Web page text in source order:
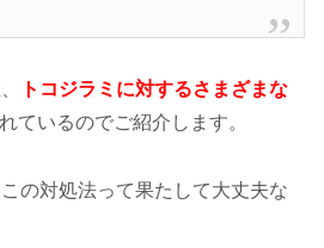
トコジラミに対するさまざまな
ているのでご紹介します。
の対処法って果たして大丈夫な